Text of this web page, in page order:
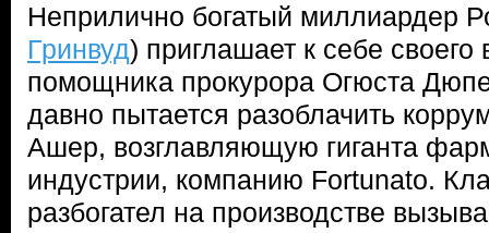
Неприлично богатый миллиардер
Гринвуд) приглашает к себе своего
помощника прокурора Огюста
давно пытается разоблачить
Ашер, возглавляющую гиганта
индустрии, компанию Fortunato.
разбогател на производстве